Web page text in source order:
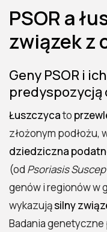
PSOR a
związek z
Geny PSOR i
predyspozycją
Łuszczycato
złożonym podłożu,
dziedziczna
(od Psoriasis
genów i regionów w
wykazująsilny
Badania